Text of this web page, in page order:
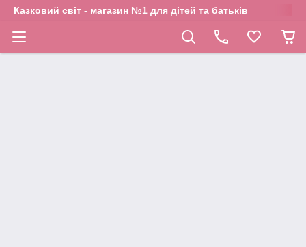
Казковий світ - магазин №1 для дітей та батьків